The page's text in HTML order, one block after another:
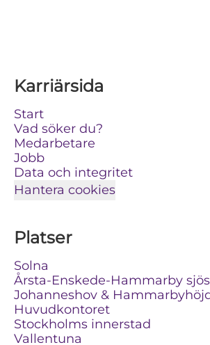
Karriärsida
Start
Vad söker du?
Medarbetare
Jobb
Data och integritet
Hantera cookies
Platser
Solna
Årsta-Enskede-Hammarby
Johanneshov &
Huvudkontoret
Stockholms innerstad
Vallentuna